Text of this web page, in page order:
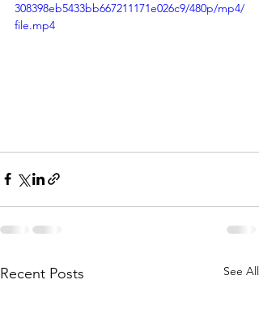
308398eb5433bb667211171e026c9/480p/mp4/
file.mp4
Recent Posts See All